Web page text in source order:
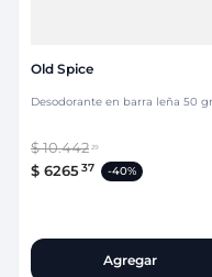
Old Spice
Desodorante en barra leña 50 gr
$10.442 29
$ 626537 -40%
Agregar